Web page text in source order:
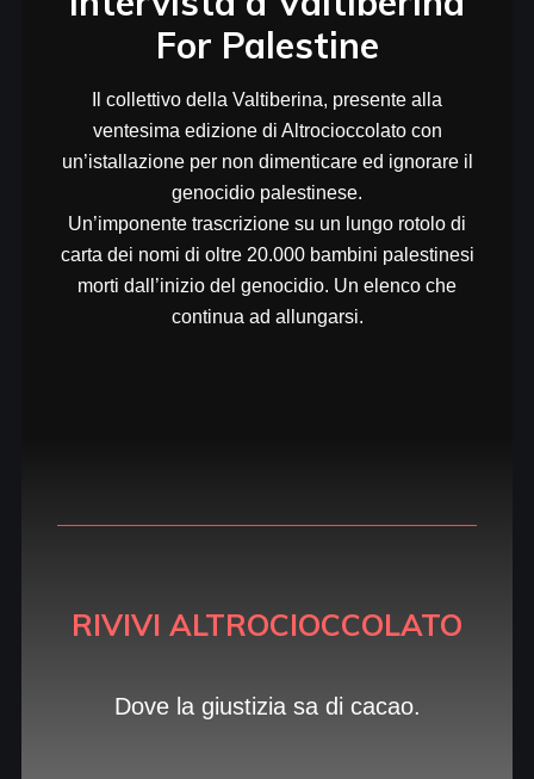
For Palestine
Il collettivo della Valtiberina, presente alla
ventesima edizione di Altrocioccolato con
un’istallazione per non dimenticare ed ignorare il
genocidio palestinese.
Un’imponente trascrizione su un lungo rotolo di
carta dei nomi di oltre 20.000 bambini palestinesi
morti dall’inizio del genocidio. Un elenco che
continua ad allungarsi.
RIVIVI ALTROCIOCCOLATO
Dove la giustizia sa di cacao.